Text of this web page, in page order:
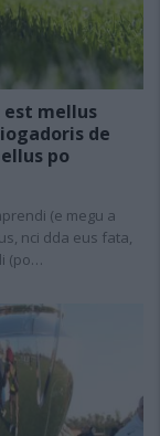
est mellus
de
po
(e megu a
nci dda eus fata,
(po…